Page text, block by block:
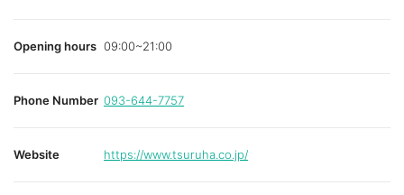
Opening hours 09:00~21:00
Phone Number 093-644-7757
Website https://www.tsuruha.co.jp/